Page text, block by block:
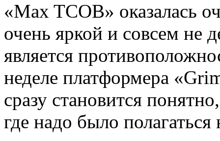
«Max TCOB» оказалась
очень яркой и совсем не
является
неделе платформера
сразу становится
где надо было